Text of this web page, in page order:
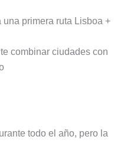
una primera ruta Lisboa +
combinar ciudades con
todo el año, pero la